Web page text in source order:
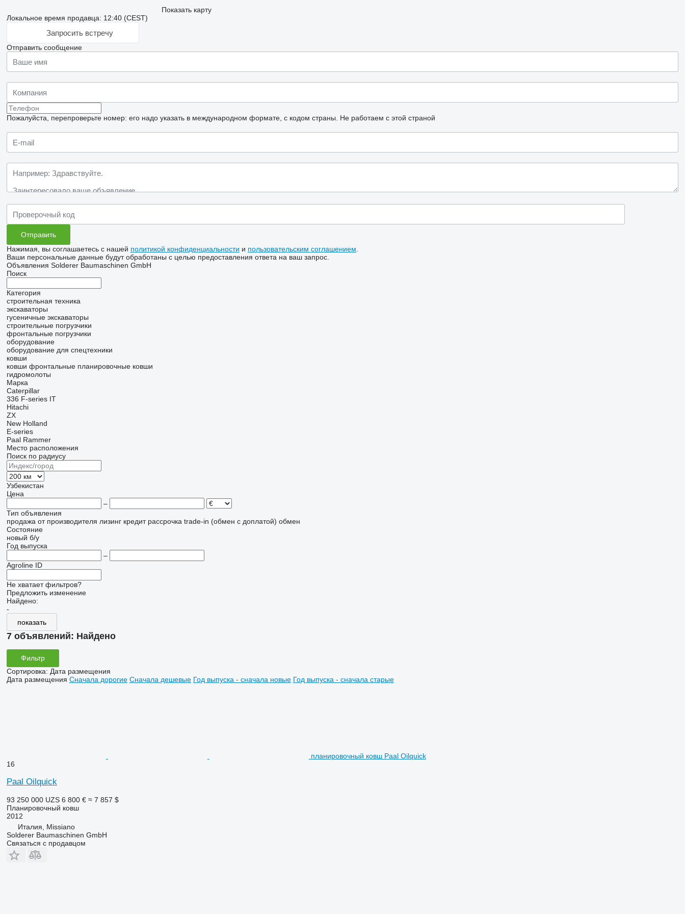
Показать карту
Локальное время продавца: 12:40 (CEST)
Запросить встречу
Отправить сообщение
Пожалуйста, перепроверьте номер: его надо указать в международном формате, с кодом страны. Не работаем с этой страной
Нажимая, вы соглашаетесь с нашей политикой конфиденциальности и пользовательским соглашением
Ваши персональные данные будут обработаны с целью предоставления ответа на ваш запрос.
Объявления Solderer Baumaschinen GmbH
Поиск
Категория
строительная техника
экскаваторы
гусеничные экскаваторы
строительные погрузчики
фронтальные погрузчики
оборудование
оборудование для спецтехники
ковши
ковши фронтальные планировочные ковши
гидромолоты
Марка
Caterpillar
336 F-series IT
Hitachi
ZX
New Holland
E-series
Paal Rammer
Место расположения
Поиск по радиусу
Узбекистан
Цена
–
Тип объявления
продажа от производителя лизинг кредит рассрочка trade-in (обмен с доплатой) обмен
Состояние
новый б/у
Год выпуска
–
Agroline ID
Не хватает фильтров?
Предложить изменение
Найдено:
-
показать
7 объявлений: Найдено
Фильтр
Сортировка: Дата размещения
Дата размещения Сначала дорогие Сначала дешевые Год выпуска - сначала новые Год выпуска - сначала старые
планировочный ковш Paal Oilquick
16
Paal Oilquick
93 250 000 UZS 6 800 € ≈ 7 857 $
Планировочный ковш
2012
Италия, Missiano
Solderer Baumaschinen GmbH
Связаться с продавцом